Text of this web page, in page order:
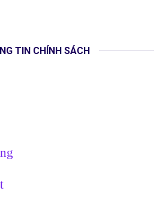
TIN CHÍNH SÁCH